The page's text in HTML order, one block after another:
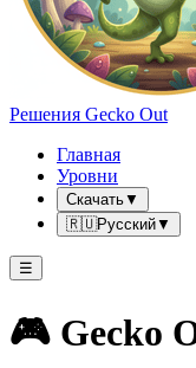
Решения Gecko Out
Главная
Уровни
Скачать▼
🇷🇺Русский▼
☰
🎮 Gecko